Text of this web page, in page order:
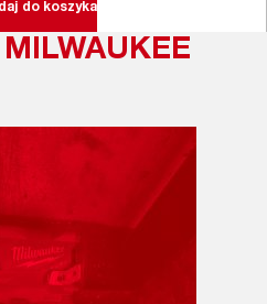
do koszyka